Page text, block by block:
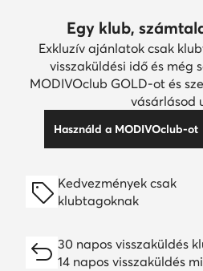
Egy klub,
Exkluzív ajánlatok csak
visszaküldési idő és még
MODIVOclub GOLD-ot és
vásárlásod
Használd a MODIVOclub-ot
Kedvezmények csak
klubtagoknak
30 napos visszaküldés
14 napos visszaküldés